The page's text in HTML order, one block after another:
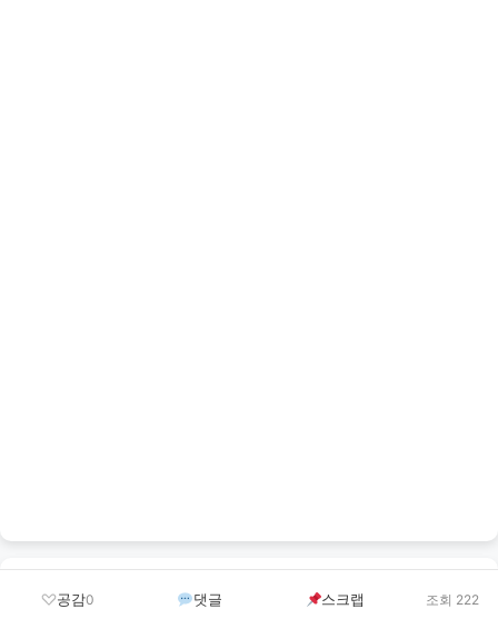
StoryArena
공감0 댓글 스크랩 조회 222